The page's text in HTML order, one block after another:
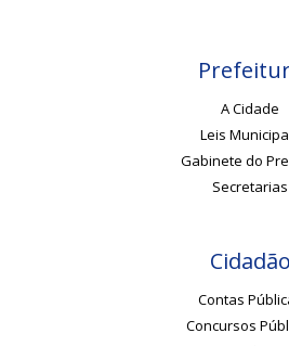
A Cidade
Leis
Gabinete do
Secretarias
Cidadão
Contas
Concursos